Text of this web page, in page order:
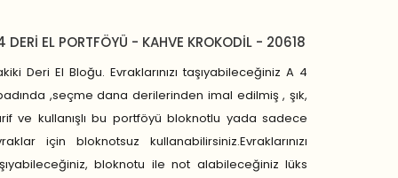
DERİ EL PORTFÖYÜ - KAHVE KROKODİL - 20618
Deri El Bloğu. Evraklarınızı taşıyabileceğiniz A 4
,seçme dana derilerinden imal edilmiş , şık,
ve kullanışlı bu portföyü bloknotlu yada sadece
için bloknotsuz kullanabilirsiniz.Evraklarınızı
bloknotu ile not alabileceğiniz lüks